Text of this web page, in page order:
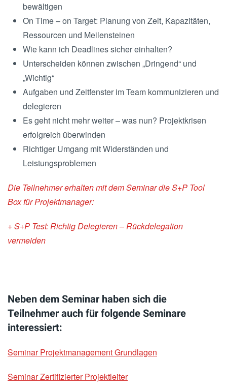
bewältigen
On Time – on Target: Planung von Zeit, Kapazitäten,
Ressourcen und Meilensteinen
Wie kann ich Deadlines sicher einhalten?
Unterscheiden können zwischen „Dringend“ und
„Wichtig“
Aufgaben und Zeitfenster im Team kommunizieren und
delegieren
Es geht nicht mehr weiter – was nun? Projektkrisen
erfolgreich überwinden
Richtiger Umgang mit Widerständen und
Leistungsproblemen
Die Teilnehmer erhalten mit dem Seminar die S+P Tool
Box für Projektmanager:
+ S+P Test: Richtig Delegieren – Rückdelegation
vermeiden
Neben dem Seminar haben sich die
Teilnehmer auch für folgende Seminare
interessiert:
Seminar Projektmanagement Grundlagen
Seminar Zertifizierter Projektleiter